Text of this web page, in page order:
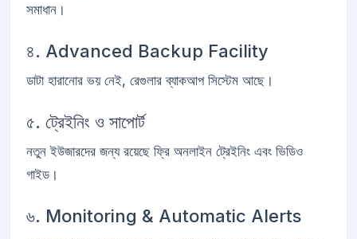
সমাধান।
৪. Advanced Backup Facility
ডাটা হারানোর ভয় নেই, রেগুলার ব্যাকআপ সিস্টেম আছে।
৫. ট্রেইনিং ও সাপোর্ট
নতুন ইউজারদের জন্য রয়েছে ফ্রি অনলাইন ট্রেইনিং এবং ভিডিও
গাইড।
৬. Monitoring & Automatic Alerts